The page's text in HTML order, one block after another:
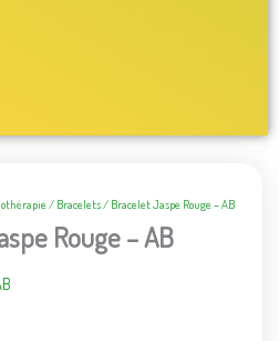
/ Bracelets/ Bracelet Jaspe Rouge – AB
Rouge – AB